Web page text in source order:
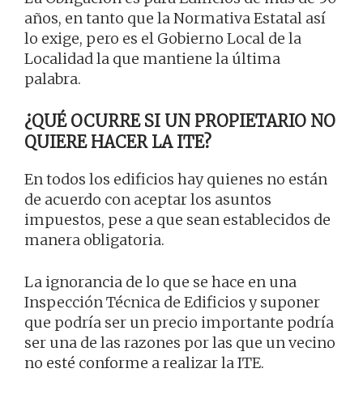
años, en tanto que la Normativa Estatal así
lo exige, pero es el Gobierno Local de la
Localidad la que mantiene la última
palabra.
¿QUÉ OCURRE SI UN PROPIETARIO NO
QUIERE HACER LA ITE?
En todos los edificios hay quienes no están
de acuerdo con aceptar los asuntos
impuestos, pese a que sean establecidos de
manera obligatoria.
La ignorancia de lo que se hace en una
Inspección Técnica de Edificios y suponer
que podría ser un precio importante podría
ser una de las razones por las que un vecino
no esté conforme a realizar la ITE.